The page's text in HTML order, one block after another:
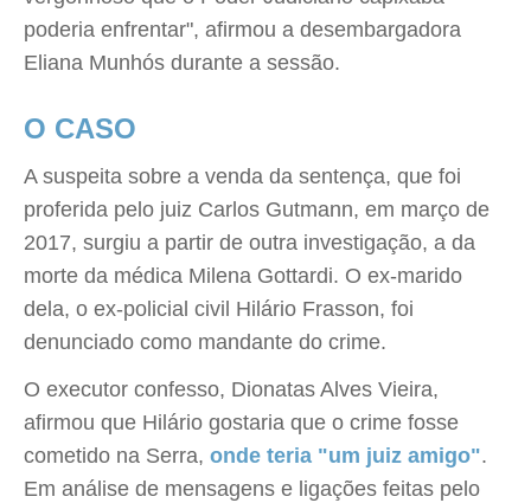
poderia enfrentar", afirmou a desembargadora
Eliana Munhós durante a sessão.
O CASO
A suspeita sobre a venda da sentença, que foi
proferida pelo juiz Carlos Gutmann, em março de
2017, surgiu a partir de outra investigação, a da
morte da médica Milena Gottardi. O ex-marido
dela, o ex-policial civil Hilário Frasson, foi
denunciado como mandante do crime.
O executor confesso, Dionatas Alves Vieira,
afirmou que Hilário gostaria que o crime fosse
cometido na Serra, onde teria "um juiz amigo".
Em análise de mensagens e ligações feitas pelo